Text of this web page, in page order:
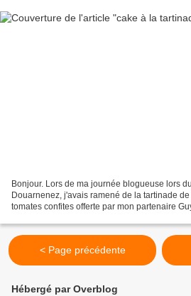
Bonjour. Lors de ma journée blogueuse lors
Douarnenez, j'avais ramené de la tartinade
tomates confites offerte par mon partenaire
< Page précédente
Hébergé par Overblog